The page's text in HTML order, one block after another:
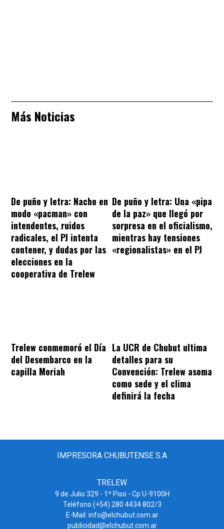
Más Noticias
De puño y letra: Nacho en
modo «pacman» con
intendentes, ruidos
radicales, el PJ intenta
contener, y dudas por las
elecciones en la
cooperativa de Trelew
De puño y letra: Una «pipa
de la paz» que llegó por
sorpresa en el oficialismo,
mientras hay tensiones
«regionalistas» en el PJ
Trelew conmemoró el Día
del Desembarco en la
capilla Moriah
La UCR de Chubut ultima
detalles para su
Convención: Trelew asoma
como sede y el clima
definirá la fecha
IMPRESORA CHUBUTENSE S.A
TRELEW
9 de Julio 329 - 1º Piso - Cp U-9100H
Teléfono (+54) 280 4434 802/3
E-Mail: info@elchubut.com.ar
publicidad@elchubut.com.ar